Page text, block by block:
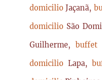
domicilioJaçanã,
domicilio São
Guilherme,
domicilio Lapa,